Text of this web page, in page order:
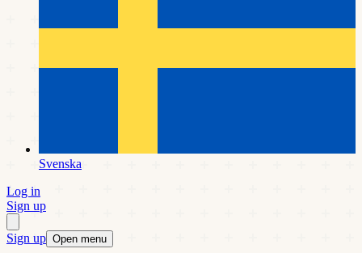
Svenska
Log in
Sign up
Sign up Open menu